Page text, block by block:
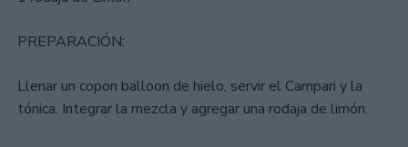
PREPARACIÓN:
Llenar un copon balloon de hielo, servir el Campari y la
tónica. Integrar la mezcla y agregar una rodaja de limón.